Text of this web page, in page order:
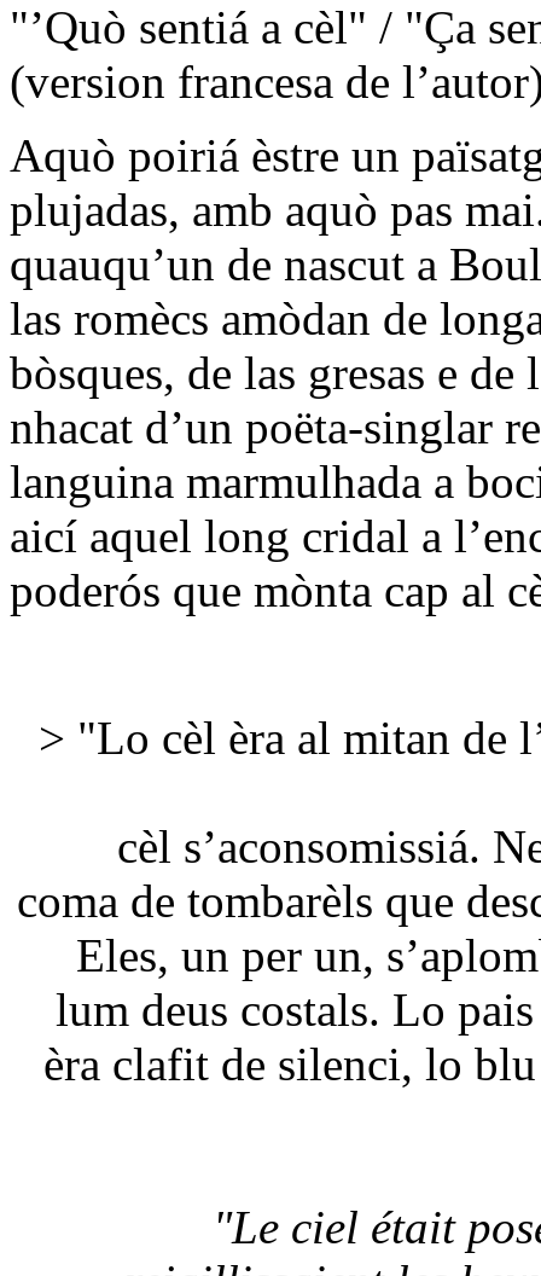
"’Quò sentiá a cèl" / "Ça
(version francesa de
Aquò poiriá èstre un
plujadas, amb aquò pas
quauqu’un de nascut a
las romècs amòdan de
bòsques, de las gresas e de
nhacat d’un poëta-singlar
languina marmulhada a
aicí aquel long cridal a
poderós que mònta cap al
> "Lo cèl èra al mitan de
cèl s’aconsomissiá.
coma de tombarèls que
Eles, un per un,
lum deus costals. Lo
èra clafit de silenci, lo
"Le ciel était